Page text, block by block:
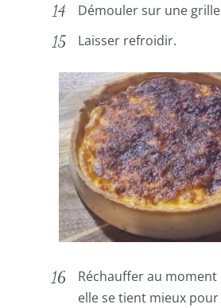
Démouler sur une
Laisser refroidir.
Réchauffer au
elle se tient mieux